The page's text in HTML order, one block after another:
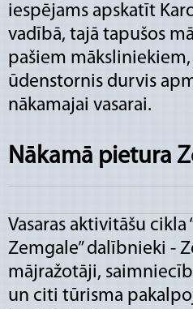
iespējams apskatīt
vadībā, tajā tapušos
pašiem
ūdenstornis durvis
nākamajai vasarai.
Nākamā pietura
Vasaras aktivitāšu cikla
Zemgale” dalībnieki -
mājražotāji,
un citi tūrisma